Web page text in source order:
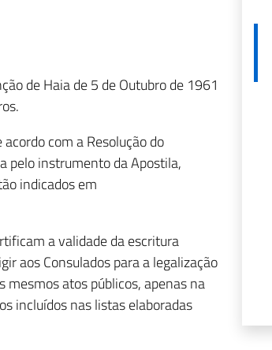
de Haia de 5 de Outubro de 1961
com a Resolução do
pelo instrumento da Apostila,
indicados em
a validade da escritura
aos Consulados para a legalização
mesmos atos públicos, apenas na
incluídos nas listas elaboradas